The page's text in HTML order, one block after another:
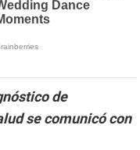
de
se comunicó con